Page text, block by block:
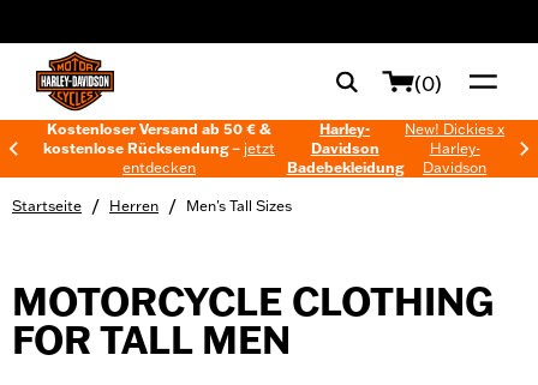
(0)
Kostenloser Versand ab 50 € &
kostenlose Rücksendung – jetzt
entdecken
Harley-
Davidson
Badebekleidung
New! Dickies x
Harley-
Davidson
Startseite / Herren / Men's Tall Sizes
MOTORCYCLE CLOTHING
FOR TALL MEN